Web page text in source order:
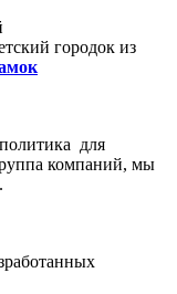
городок из
для
компаний, мы